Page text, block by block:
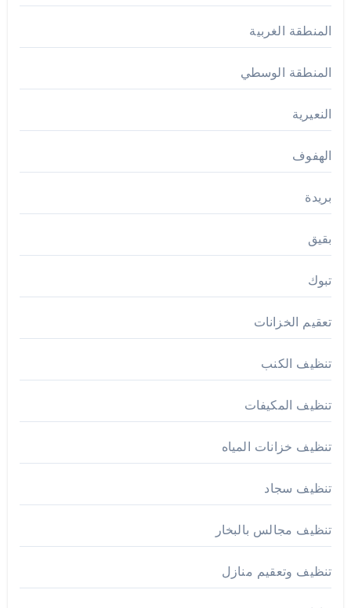
المنطقة الغربية
المنطقة الوسطي
النعيرية
الهفوف
بريدة
بقيق
تبوك
تعقيم الخزانات
تنظيف الكنب
تنظيف المكيفات
تنظيف خزانات المياه
تنظيف سجاد
تنظيف مجالس بالبخار
تنظيف وتعقيم منازل